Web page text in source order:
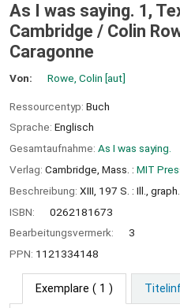
As I was saying. 1,
Cambridge / Colin
Caragonne
Von: Rowe, Colin [aut]
Ressourcentyp: Buch
Sprache: Englisch
Gesamtaufnahme: As I was saying.
Verlag: Cambridge, Mass. : MIT
Beschreibung: XIII, 197 S. : Ill.,
ISBN:
0262181673
Bearbeitungsvermerk:
3
PPN: 1121334148
Exemplare ( 1 )